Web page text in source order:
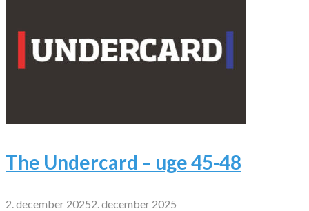
The Undercard – uge 45-48
2. december 20252. december 2025